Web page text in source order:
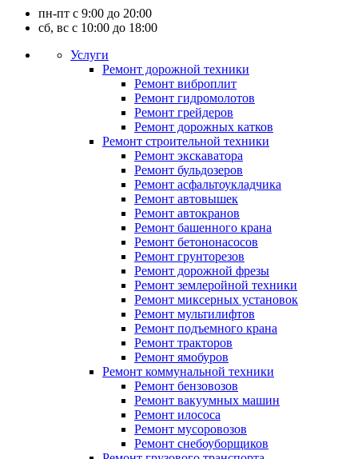
пн-пт с 9:00 до 20:00
сб, вс с 10:00 до 18:00
Услуги
Ремонт дорожной техники
Ремонт виброплит
Ремонт гидромолотов
Ремонт грейдеров
Ремонт дорожных катков
Ремонт строительной техники
Ремонт экскаватора
Ремонт бульдозеров
Ремонт асфальтоукладчика
Ремонт автовышек
Ремонт автокранов
Ремонт башенного крана
Ремонт бетононасосов
Ремонт грунторезов
Ремонт дорожной фрезы
Ремонт землеройной техники
Ремонт миксерных установок
Ремонт мультилифтов
Ремонт подъемного крана
Ремонт тракторов
Ремонт ямобуров
Ремонт коммунальной техники
Ремонт бензовозов
Ремонт вакуумных машин
Ремонт илососа
Ремонт мусоровозов
Ремонт снебоуборщиков